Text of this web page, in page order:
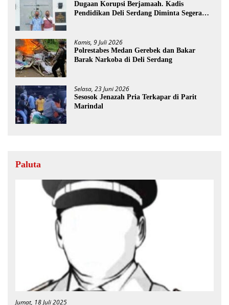
Dugaan Korupsi Berjamaah. Kadis
Pendidikan Deli Serdang Diminta Segera
Kamis, 9 Juli 2026
Polrestabes Medan Gerebek dan Bakar
Barak Narkoba di Deli Serdang
Selasa, 23 Juni 2026
Sesosok Jenazah Pria Terkapar di Parit
Marindal
Paluta
Jumat, 18 Juli 2025